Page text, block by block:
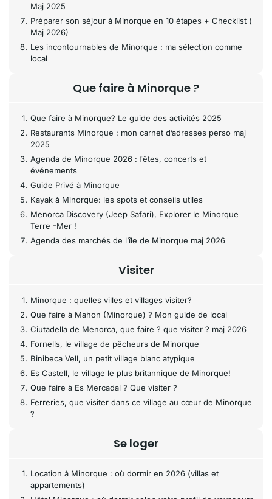
Maj 2025
Préparer son séjour à Minorque en 10 étapes + Checklist (
Maj 2026)
Les incontournables de Minorque : ma sélection comme
local
Que faire à Minorque ?
Que faire à Minorque? Le guide des activités 2025
Restaurants Minorque : mon carnet d’adresses perso maj
2025
Agenda de Minorque 2026 : fêtes, concerts et
événements
Guide Privé à Minorque
Kayak à Minorque: les spots et conseils utiles
Menorca Discovery (Jeep Safari), Explorer le Minorque
Terre -Mer !
Agenda des marchés de l’île de Minorque maj 2026
Visiter
Minorque : quelles villes et villages visiter?
Que faire à Mahon (Minorque) ? Mon guide de local
Ciutadella de Menorca, que faire ? que visiter ? maj 2026
Fornells, le village de pêcheurs de Minorque
Binibeca Vell, un petit village blanc atypique
Es Castell, le village le plus britannique de Minorque!
Que faire à Es Mercadal ? Que visiter ?
Ferreries, que visiter dans ce village au cœur de Minorque
?
Se loger
Location à Minorque : où dormir en 2026 (villas et
appartements)